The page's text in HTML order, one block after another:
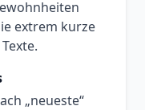
extrem kurze
„neueste“